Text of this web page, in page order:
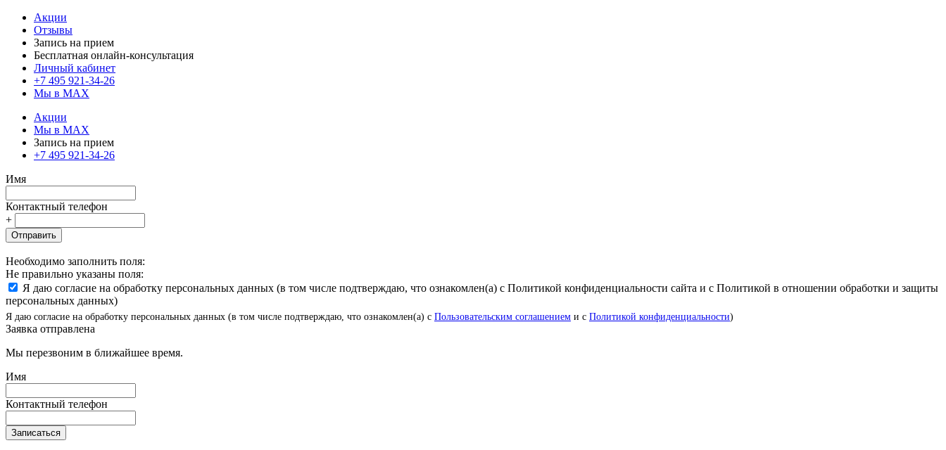
Акции
Отзывы
Запись на прием
Бесплатная онлайн-консультация
Личный кабинет
+7 495 921-34-26
Мы в MAX
Акции
Мы в MAX
Запись на прием
+7 495 921-34-26
Имя
Контактный телефон
+
Отправить
Необходимо заполнить поля:
Не правильно указаны поля:
Я даю согласие на обработку персональных данных (в том числе подтверждаю, что ознакомлен(а) с Политикой конфиденциальности сайта и с Политикой в отношении обработки и защиты
персональных данных)
Я даю согласие на обработку персональных данных (в том числе подтверждаю, что ознакомлен(а) с Пользовательским соглашением и с Политикой конфиденциальности)
Заявка отправлена
Мы перезвоним в ближайшее время.
Имя
Контактный телефон
Записаться